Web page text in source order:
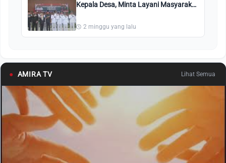
Kepala Desa, Minta Layani Masyarakat
2 minggu yang lalu
● AMIRA TV Lihat Semua